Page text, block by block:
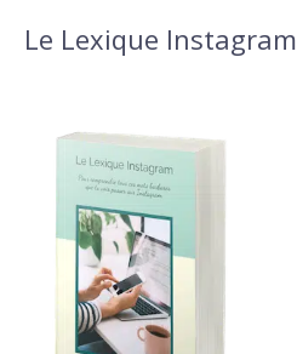
Le Lexique Instagram